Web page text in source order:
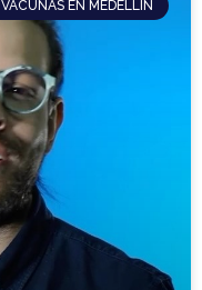
VACUNAS EN MEDELLÍN